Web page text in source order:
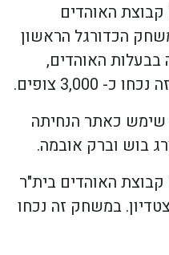
האוהדים
הכדורגל הראשון
האוהדים,
צופים.
כאתר הנחיתה
בוש וברק אובמה.
האוהדים בית"ר
במשחק זה נכחו